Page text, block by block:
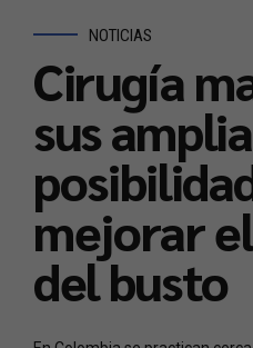
NOTICIAS
Cirugía
sus
mejorar
del busto